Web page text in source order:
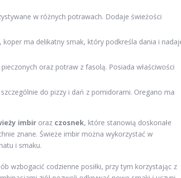
w różnych potrawach. Dodaje świeżości
ma delikatny smak, który podkreśla dania i
oraz potraw z fasolą. Posiada właściwości
do pizzy i dań z pomidorami. Oregano ma
imbir oraz czosnek, które stanowią doskonałe
znane. Świeże imbir można wykorzystać w
i smaku.
wzbogacić codzienne posiłki, przy tym korzystając z